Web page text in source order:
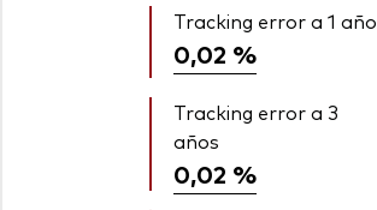
Tracking error a 1 año
0,02 %
Tracking error a 3
años
0,02 %